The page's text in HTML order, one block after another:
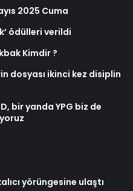
2025 Cuma
ödülleri verildi
Kimdir ?
dosyası ikinci kez disiplin
bir yanda YPG biz de
yörüngesine ulaştı